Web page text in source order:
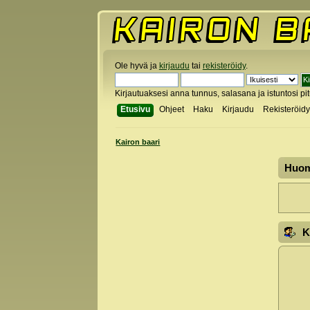
Ole hyvä ja kirjaudu tai rekisteröidy.
Kirjautuaksesi anna tunnus, salasana ja istuntosi
Etusivu
Ohjeet Haku Kirjaudu Rekisteröidy
Kairon baari